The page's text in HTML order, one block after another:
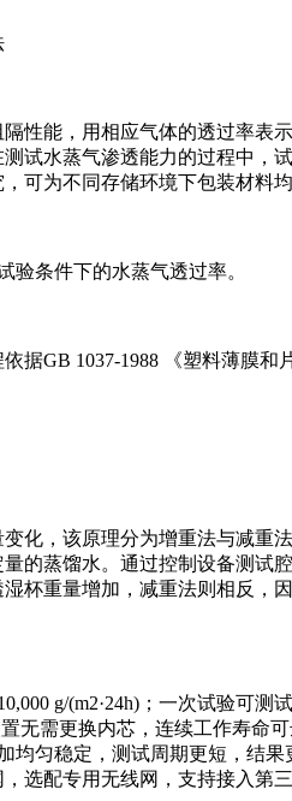
性能，用相应气体的透过率表
试水蒸气渗透能力的过程中，
可为不同存储环境下包装材料
条件下的水蒸气透过率。
GB 1037-1988 《塑料薄膜和
化，该原理分为增重法与减重
的蒸馏水。通过控制设备测试
杯重量增加，减重法则相反，
g/(m2·24h)；一次试验可
无需更换内芯，连续工作寿命
匀稳定，测试周期更短，结果
选配专用无线网，支持接入第三